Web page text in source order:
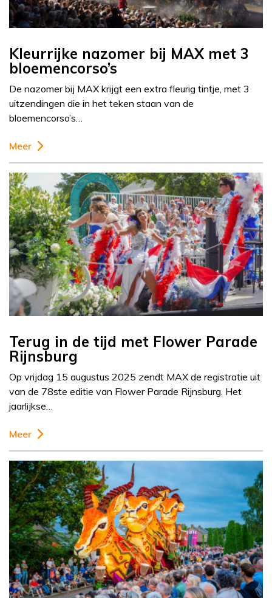
Kleurrijke nazomer bij MAX met 3
bloemencorso’s
De nazomer bij MAX krijgt een extra fleurig tintje, met 3
uitzendingen die in het teken staan van de
bloemencorso’s…
Meer
Terug in de tijd met Flower Parade
Rijnsburg
Op vrijdag 15 augustus 2025 zendt MAX de registratie uit
van de 78ste editie van Flower Parade Rijnsburg. Het
jaarlijkse…
Meer